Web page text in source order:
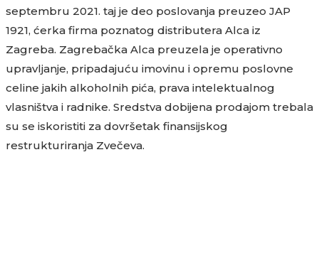
septembru 2021. taj je deo poslovanja preuzeo JAP
1921, ćerka firma poznatog distributera Alca iz
Zagreba. Zagrebačka Alca preuzela je operativno
upravljanje, pripadajuću imovinu i opremu poslovne
celine jakih alkoholnih pića, prava intelektualnog
vlasništva i radnike. Sredstva dobijena prodajom trebala
su se iskoristiti za dovršetak finansijskog
restrukturiranja Zvečeva.